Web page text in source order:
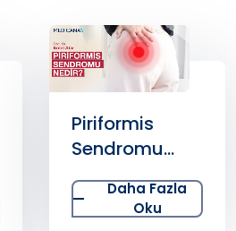
Piriformis
Sendromu
Nedir?
Daha Fazla
Oku